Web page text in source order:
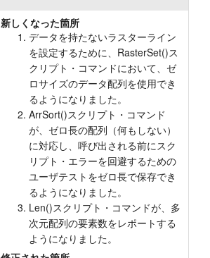
新しくなった箇所
データを持たないラスターライン
を設定するために、RasterSet()ス
クリプト・コマンドにおいて、ゼ
ロサイズのデータ配列を使用でき
るようになりました。
ArrSort()スクリプト・コマンド
が、ゼロ長の配列（何もしない）
に対応し、呼び出される前にスク
リプト・エラーを回避するための
ユーザテストをゼロ長で保存でき
るようになりました。
Len()スクリプト・コマンドが、多
次元配列の要素数をレポートする
ようになりました。